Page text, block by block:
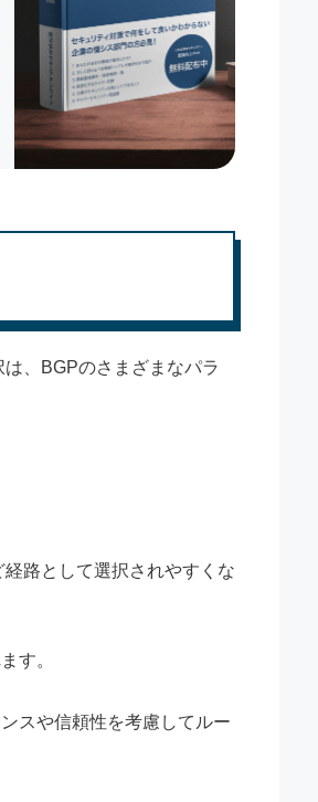
、BGPのさまざまなパラ
路として選択されやすくな
す。
スや信頼性を考慮してルー